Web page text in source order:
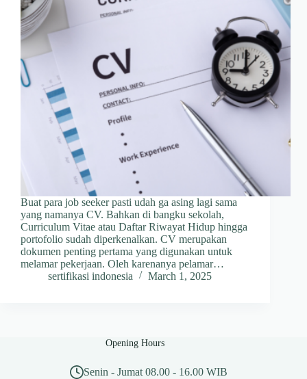
Buat para job seeker pasti udah ga asing lagi sama
yang namanya CV. Bahkan di bangku sekolah,
Curriculum Vitae atau Daftar Riwayat Hidup hingga
portofolio sudah diperkenalkan. CV merupakan
dokumen penting pertama yang digunakan untuk
melamar pekerjaan. Oleh karenanya pelamar…
sertifikasi indonesia
March 1, 2025
Opening Hours
Senin - Jumat 08.00 - 16.00 WIB